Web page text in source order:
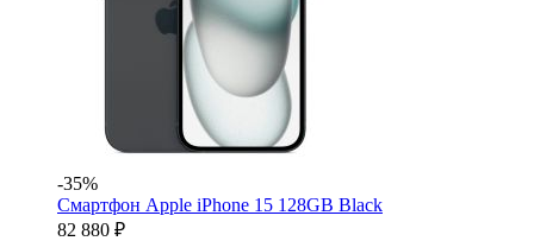
-35%
Смартфон Apple iPhone 15 128GB Black
82 880 ₽